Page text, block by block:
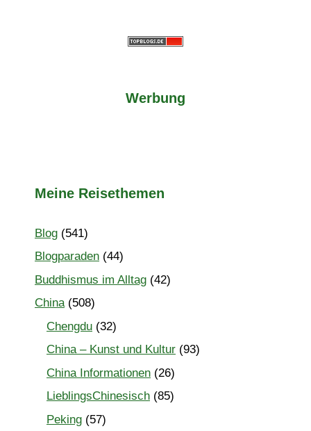
Werbung
Meine Reisethemen
Blog (541)
Blogparaden (44)
Buddhismus im Alltag (42)
China(508)
Chengdu (32)
China – Kunst und Kultur (93)
China Informationen (26)
LieblingsChinesisch (85)
Peking (57)